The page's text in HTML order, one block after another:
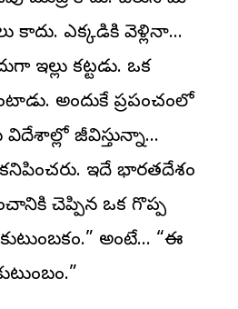
ఎక్కడికి వెళ్లినా…
ఇల్లు కట్టడు. ఒక
అందుకే ప్రపంచంలో
జీవిస్తున్నా…
ఇదే భారతదేశం
చెప్పిన ఒక గొప్ప
అంటే… “ఈ